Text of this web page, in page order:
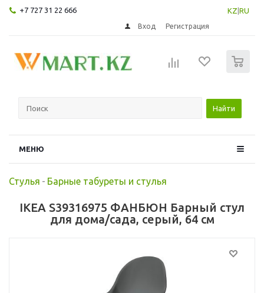
+7 727 31 22 666 KZ RU
Вход Регистрация
Найти
МЕНЮ
Стулья - Барные табуреты и стулья
IKEA S39316975 ФАНБЮН Барный стул
для дома/сада, серый, 64 см